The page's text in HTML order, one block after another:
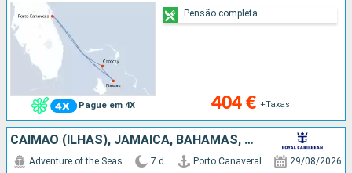
Pague em 4X 404 € +Taxas
Pensão completa
CAIMÃO (ILHAS), JAMAICA, BAHAMAS, ESTADOS UNIDOS
Adventure of the Seas 7 d Porto Canaveral 29/08/2026